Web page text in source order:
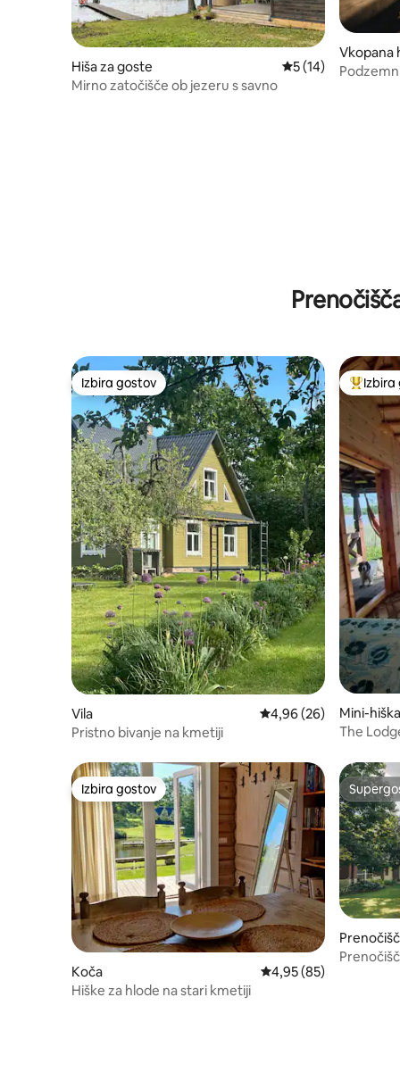
Hiša za goste Povprečna ocena:
5 (14)
Mirno zatočišče ob jezeru s savno
Vkopana
Izbira gostov
Izbira gostov
Vila Povprečna ocena:
4,96 (26)
Pristno bivanje na kmetiji
Najbolj
Izbira
Mini-hiška
The
Izbira gostov
Izbira gostov
Koča Povprečna ocena:
4,95 (85)
Hiške za hlode na stari kmetiji
m